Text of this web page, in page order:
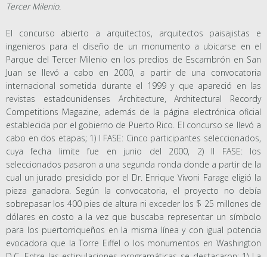
Tercer Milenio.
El concurso abierto a arquitectos, arquitectos paisajistas e
ingenieros para el diseño de un monumento a ubicarse en el
Parque del Tercer Milenio en los predios de Escambrón en San
Juan se llevó a cabo en 2000, a partir de una convocatoria
internacional sometida durante el 1999 y que apareció en las
revistas estadounidenses Architecture, Architectural Recordy
Competitions Magazine, además de la página electrónica oficial
establecida por el gobierno de Puerto Rico. El concurso se llevó a
cabo en dos etapas; 1) I FASE: Cinco participantes seleccionados,
cuya fecha limite fue en junio del 2000, 2) II FASE: los
seleccionados pasaron a una segunda ronda donde a partir de la
cual un jurado presidido por el Dr. Enrique Vivoni Farage eligió la
pieza ganadora. Según la convocatoria, el proyecto no debía
sobrepasar los 400 pies de altura ni exceder los $ 25 millones de
dólares en costo a la vez que buscaba representar un símbolo
para los puertorriqueños en la misma línea y con igual potencia
evocadora que la Torre Eiffel o los monumentos en Washington